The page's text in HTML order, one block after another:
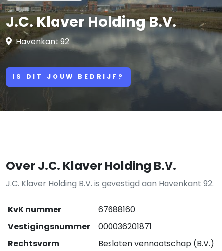
J.C. Klaver Holding B.V.
Havenkant 92
IS DIT JOUW BEDRIJF?
Over J.C. Klaver Holding B.V.
J.C. Klaver Holding B.V. is gevestigd aan Havenkant 92.
KvK nummer
67688160
Vestigingsnummer
000036201871
Rechtsvorm
Besloten vennootschap (B.V.)